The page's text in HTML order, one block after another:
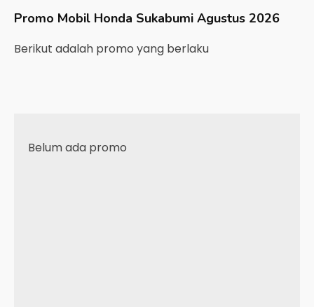
Promo Mobil Honda Sukabumi Agustus 2026
Berikut adalah promo yang berlaku
Belum ada promo